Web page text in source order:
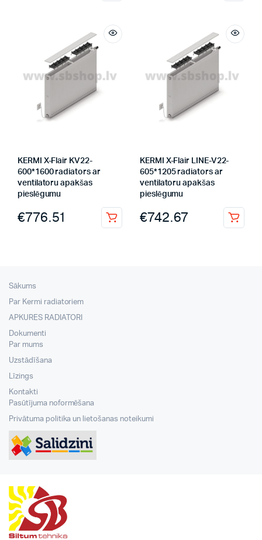
KERMI X-Flair KV22-
600*1600 radiators ar
ventilatoru apakšas
pieslēgumu
€776.51
KERMI X-Flair LINE-V22-
605*1205 radiators ar
ventilatoru apakšas
pieslēgumu
€742.67
Sākums
Par Kermi radiatoriem
APKURES RADIATORI
Dokumenti
Par mums
Uzstādīšana
Līzings
Kontakti
Pasūtījuma noformēšana
Privātuma politika un lietošanas noteikumi